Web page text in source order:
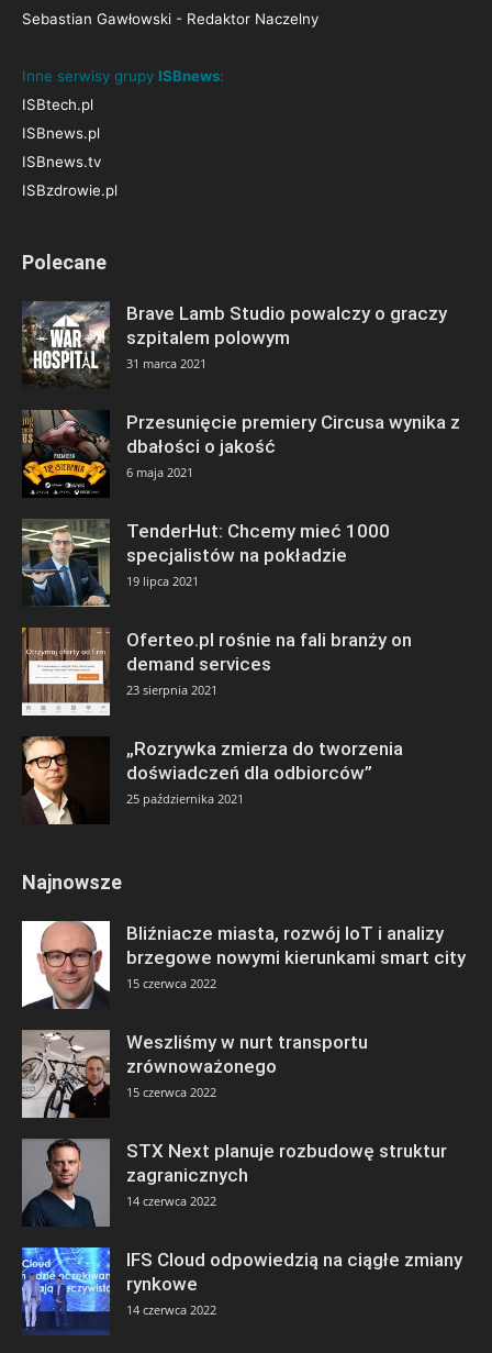
Sebastian Gawłowski - Redaktor Naczelny
Inne serwisy grupy ISBnews:
ISBtech.pl
ISBnews.pl
ISBnews.tv
ISBzdrowie.pl
Polecane
Brave Lamb Studio powalczy o graczy
szpitalem polowym
31 marca 2021
Przesunięcie premiery Circusa wynika z
dbałości o jakość
6 maja 2021
TenderHut: Chcemy mieć 1000
specjalistów na pokładzie
19 lipca 2021
Oferteo.pl rośnie na fali branży on
demand services
23 sierpnia 2021
„Rozrywka zmierza do tworzenia
doświadczeń dla odbiorców”
25 października 2021
Najnowsze
Bliźniacze miasta, rozwój IoT i analizy
brzegowe nowymi kierunkami smart city
15 czerwca 2022
Weszliśmy w nurt transportu
zrównoważonego
15 czerwca 2022
STX Next planuje rozbudowę struktur
zagranicznych
14 czerwca 2022
IFS Cloud odpowiedzią na ciągłe zmiany
rynkowe
14 czerwca 2022